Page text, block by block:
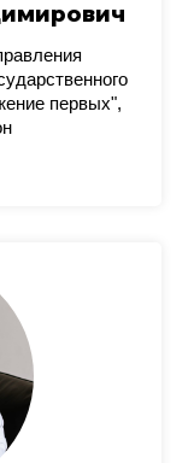
первых",